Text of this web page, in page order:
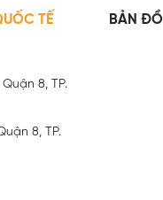
TẾ
8, TP.
8, TP.
BẢN ĐỒ